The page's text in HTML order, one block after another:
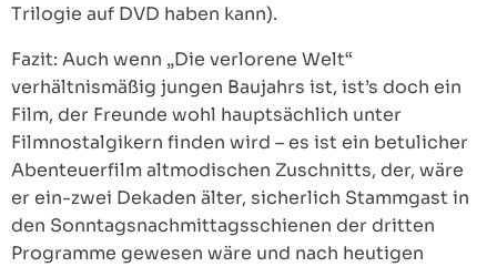
Trilogie auf DVD haben kann).
Fazit: Auch wenn „Die verlorene Welt“
verhältnismäßig jungen Baujahrs ist, ist’s doch ein
Film, der Freunde wohl hauptsächlich unter
Filmnostalgikern finden wird – es ist ein betulicher
Abenteuerfilm altmodischen Zuschnitts, der, wäre
er ein-zwei Dekaden älter, sicherlich Stammgast in
den Sonntagsnachmittagsschienen der dritten
Programme gewesen wäre und nach heutigen